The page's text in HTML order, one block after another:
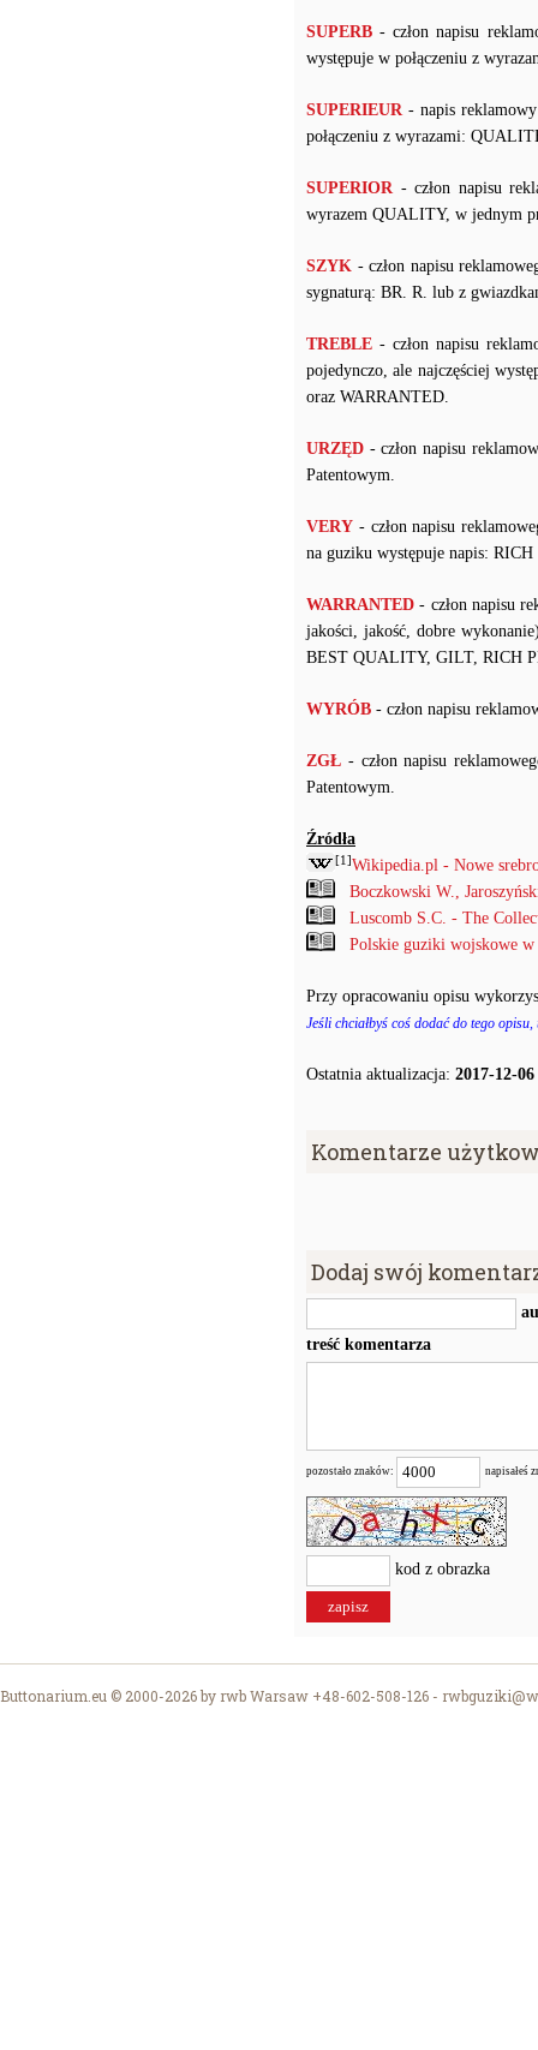
SUPERB - człon napisu
występuje w połączeniu z
SUPERIEUR- napis
połączeniu z wyrazami:
SUPERIOR- człon napisu
wyrazem QUALITY, w jednym
SZYK - człon napisu
sygnaturą: BR. R. lub z
TREBLE - człon napisu
pojedynczo, ale najczęściej
oraz WARRANTED.
URZĘD - człon napisu
Patentowym.
VERY - człon napisu
na guziku występuje napis:
WARRANTED - człon napisu
jakości, jakość, dobre
BEST QUALITY, GILT, RICH
WYRÓB - człon napisu
ZGŁ - człon napisu
Patentowym.
Źródła
[1]Wikipedia.pl - Nowe
Boczkowski W.,
Luscomb S.C. - The
Polskie guziki wojskowe
Przy opracowaniu opisu
Jeśli chciałbyś coś dodać do tego
Ostatnia aktualizacja: 2017-12-
Komentarze
Dodaj swój
treść komentarza
pozostało znaków: napisałeś
kod z obrazka
Buttonarium.eu © 2000-2026 by rwb Warsaw +48-602-508-126 -